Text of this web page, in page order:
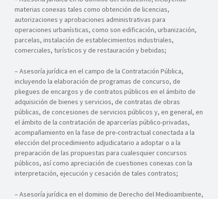
materias conexas tales como obtención de licencias,
autorizaciones y aprobaciones administrativas para
operaciones urbanísticas, como son edificación, urbanización,
parcelas, instalación de establecimientos industriales,
comerciales, turísticos y de restauración y bebidas;
– Asesoría jurídica en el campo de la Contratación Pública,
incluyendo la elaboración de programas de concurso, de
pliegues de encargos y de contratos públicos en el ámbito de
adquisición de bienes y servicios, de contratas de obras
públicas, de concesiones de servicios públicos y, en general, en
el ámbito de la contratación de aparcerías público-privadas,
acompañamiento en la fase de pre-contractual conectada a la
elección del procedimiento adjudicatario a adoptar o a la
preparación de las propuestas para cualesquier concursos
públicos, así como apreciación de cuestiones conexas con la
interpretación, ejecución y cesación de tales contratos;
– Asesoría jurídica en el dominio de Derecho del Medioambiente,